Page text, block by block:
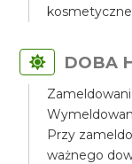
DOBA
Przy
ważnego